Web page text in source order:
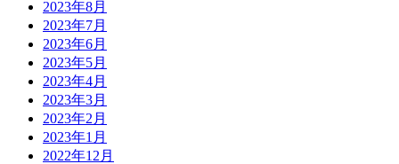
2023年8月
2023年7月
2023年6月
2023年5月
2023年4月
2023年3月
2023年2月
2023年1月
2022年12月